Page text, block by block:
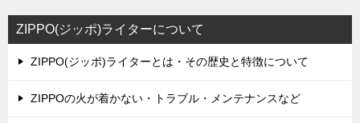
シ
ョ
ZIPPO(ジッポ)ライターについて
ZIPPO(ジッポ)ライターとは・その歴史と特徴について
ZIPPOの火が着かない・トラブル・メンテナンスなど